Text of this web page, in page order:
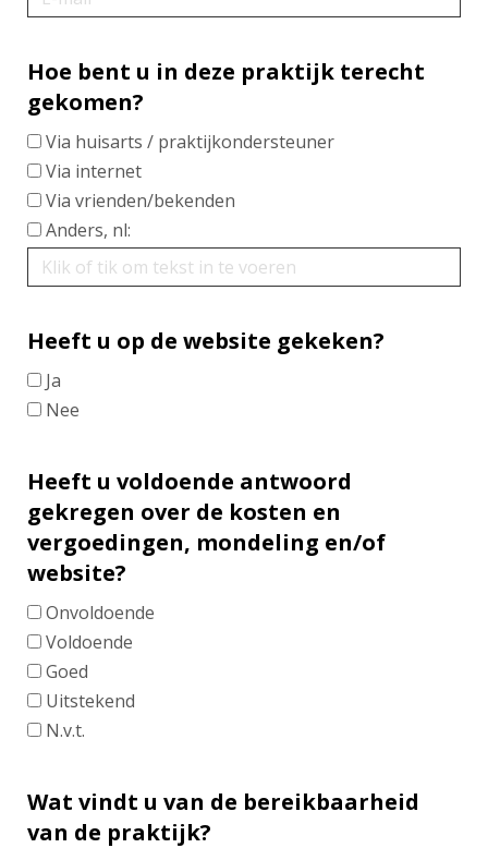
Hoe bent u in deze praktijk terecht
gekomen?
Via huisarts / praktijkondersteuner
Via internet
Via vrienden/bekenden
Anders, nl:
Heeft u op de website gekeken?
Ja
Nee
Heeft u voldoende antwoord
gekregen over de kosten en
vergoedingen, mondeling en/of
website?
Onvoldoende
Voldoende
Goed
Uitstekend
N.v.t.
Wat vindt u van de bereikbaarheid
van de praktijk?